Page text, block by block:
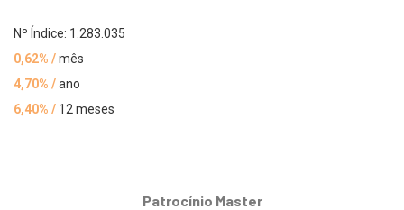
Nº Índice: 1.283.035
0,62% /mês
4,70% /ano
6,40% / 12 meses
Patrocínio Master